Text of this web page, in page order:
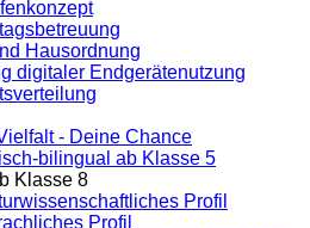
Hausordnung
digitaler Endgeräte­nutzung
- Deine Chance
bilingual ab Klasse 5
Klasse 8
Profil
Profil